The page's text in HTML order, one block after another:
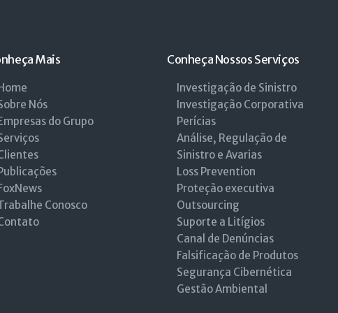
Mais
Nós
do Grupo
Conosco
Conheça Nossos Serviços
Investigação de Sinistro
Investigação Corporativa
Perícias
Análise, Regulação de
Sinistro e Avarias
Loss Prevention
Proteção executiva
Outsourcing
Suporte a Litígios
Canal de Denúncias
Falsificação de Produtos
Segurança Cibernética
Gestão Ambiental